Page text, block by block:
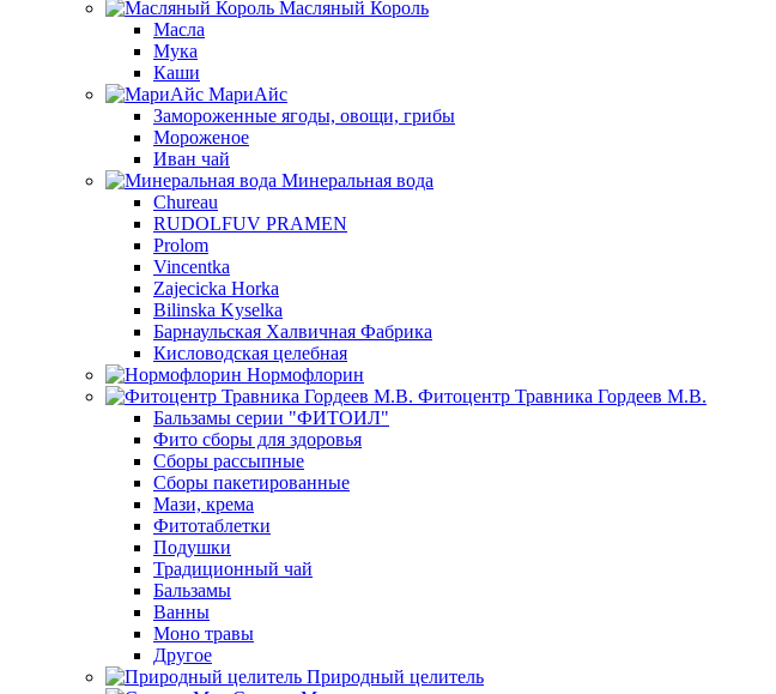
Масляный Король
Масла
Мука
Каши
МариАйс
Замороженные ягоды, овощи, грибы
Мороженое
Иван чай
Минеральная вода
Chureau
RUDOLFUV PRAMEN
Prolom
Vincentka
Zajecicka Horka
Bilinska Kyselka
Барнаульская Халвичная Фабрика
Кисловодская целебная
Нормофлорин
Фитоцентр Травника Гордеев М.В.
Бальзамы серии "ФИТОИЛ"
Фито сборы для здоровья
Сборы рассыпные
Сборы пакетированные
Мази, крема
Фитотаблетки
Подушки
Традиционный чай
Бальзамы
Ванны
Моно травы
Другое
Природный целитель